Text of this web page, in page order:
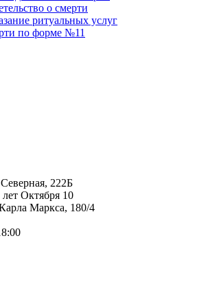
о смерти
ритуальных услуг
по форме №11
222Б
Октября 10
Маркса, 180/4